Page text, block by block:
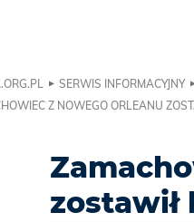
SERWIS INFORMACYJNY
Z NOWEGO ORLEANU
zostawił